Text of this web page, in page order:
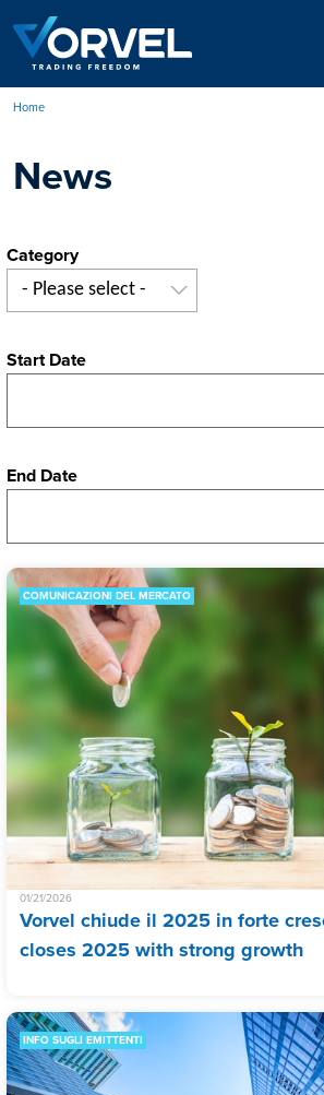
to
main
content
Home
News
Category
- Please select -
Start Date
End Date
COMUNICAZIONI DEL MERCATO
01/21/2026
Vorvel chiude il 2025 in forte
closes 2025 with strong growth
INFO SUGLI EMITTENTI